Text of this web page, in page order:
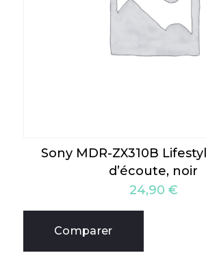
Sony MDR-ZX310B
d’écoute, noir
24,90 €
Comparer